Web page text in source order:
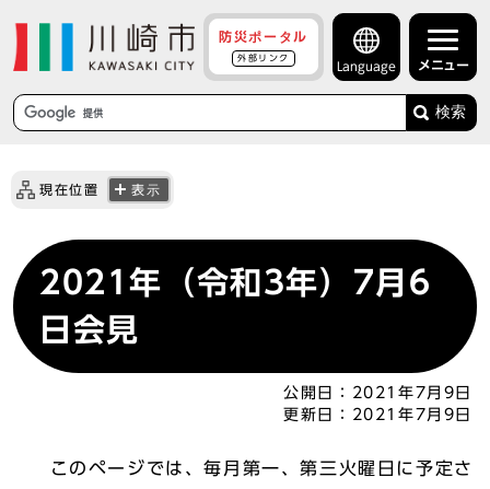
防災ポータル
外部リンク
Language メニュー
検索
現在位置 表示
2021年（令和3年）7月6
日会見
公開日：
2021年7月9日
更新日：
2021年7月9日
このページでは、毎月第一、第三火曜日に予定さ